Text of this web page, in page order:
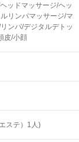
ッドマッサージ/ヘッ
リンパマッサージ/マ
ンパ/デジタルデトッ
皮/小顔
ステ）1人)